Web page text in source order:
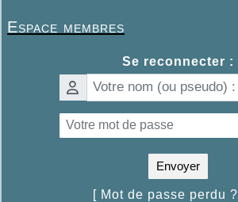
Espace membres
Se reconnecter :
Envoyer
[ Mot de passe perdu ?